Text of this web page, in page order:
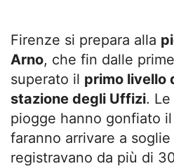
Firenze si prepara alla
Arno, che fin dalle
superato il primo livello
stazione degli Uffizi.
piogge hanno gonfiato il
faranno arrivare a
registravano da più di